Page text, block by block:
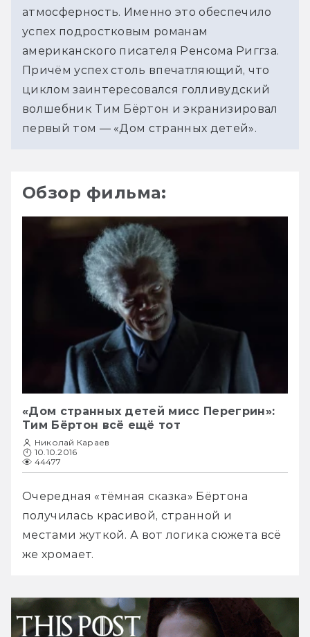
атмосферность. Именно это обеспечило
успех подростковым романам
американского писателя Ренсома Риггза.
Причём успех столь впечатляющий, что
циклом заинтересовался голливудский
волшебник Тим Бёртон и экранизировал
первый том — «Дом странных детей».
Обзор фильма:
«Дом странных детей мисс Перегрин»:
Тим Бёртон всё ещё тот
Николай Караев
10.10.2016
44477
Очередная «тёмная сказка» Бёртона
получилась красивой, странной и
местами жуткой. А вот логика сюжета всё
же хромает.